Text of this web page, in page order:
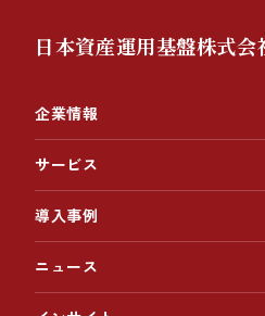
日本資産運用基盤株式会
企業情報
サービス
導入事例
ニュース